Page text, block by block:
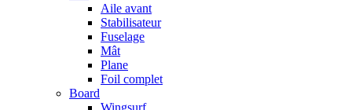
Aile avant
Stabilisateur
Fuselage
Mât
Plane
Foil complet
Board
Wingsurf